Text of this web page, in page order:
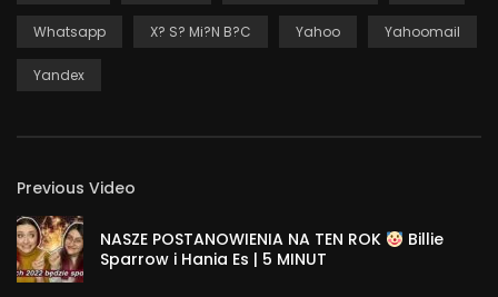
Whatsapp X? S? Mi?n B?c Yahoo Yahoomail
Yandex
Previous Video
NASZE POSTANOWIENIA NA TEN ROK
Billie
Sparrow i Hania Es | 5 MINUT